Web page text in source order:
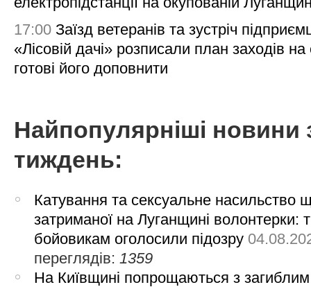
17:00 Заїзд ветеранів та зустріч
«Лісовій дачі» розписали план заходів на
готові його доповнити
Найпопулярніші новини
тиждень:
Катування та сексуальне насильство
затриманої на Луганщині волонтерки:
бойовикам оголосили підозру
переглядів: 1359
На Київщині попрощаються з загиблим